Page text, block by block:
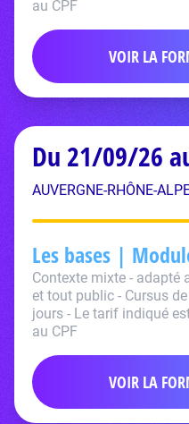
au CPF
VOIR LA
Du 21/09/26
AUVERGNE-RHÔNE-
Les bases |
Contexte mixte - adapté
et tout public - Cursus
jours - Le tarif indiqué
au CPF
VOIR LA